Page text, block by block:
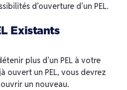
d’ouverture d’un PEL.
Existants
plus d’un PEL à votre
ouvert un PEL, vous devrez
un nouveau.